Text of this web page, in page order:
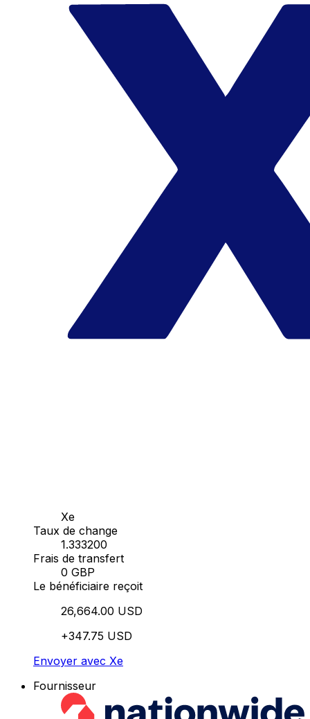
Xe
Taux de change
1.333200
Frais de transfert
0 GBP
Le bénéficiaire reçoit
26,664.00 USD
+347.75 USD
Envoyer avec Xe
Fournisseur